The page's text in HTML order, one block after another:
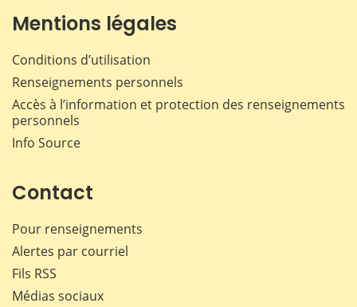
Mentions légales
Conditions d’utilisation
Renseignements personnels
Accès à l’information et protection des renseignements
personnels
Info Source
Contact
Pour renseignements
Alertes par courriel
Fils RSS
Médias sociaux